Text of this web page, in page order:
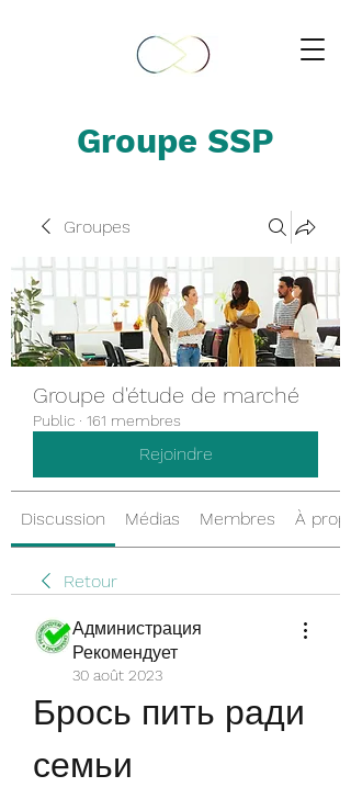
Groupe SSP
Groupes
Groupe d'étude de marché
Public · 161 membres
Rejoindre
Discussion Médias Membres À
Retour
Администрация
Рекомендует
30 août 2023
Брось пить ради
семьи